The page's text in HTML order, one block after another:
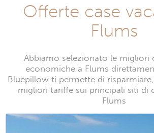
Offerte case
Flums
Abbiamo selezionato le migliori
economiche a Flums
Bluepillow ti permette di
migliori tariffe sui principali siti di
Flums